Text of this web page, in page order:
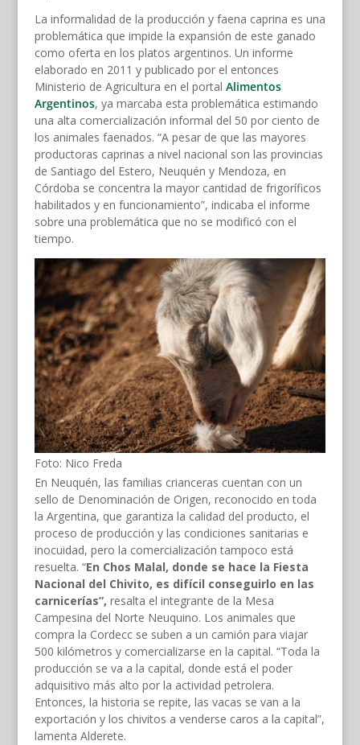
La informalidad de la producción y faena caprina es una
problemática que impide la expansión de este ganado
como oferta en los platos argentinos. Un informe
elaborado en 2011 y publicado por el entonces
Ministerio de Agricultura en el portal Alimentos
Argentinos, ya marcaba esta problemática estimando
una alta comercialización informal del 50 por ciento de
los animales faenados. “A pesar de que las mayores
productoras caprinas a nivel nacional son las provincias
de Santiago del Estero, Neuquén y Mendoza, en
Córdoba se concentra la mayor cantidad de frigoríficos
habilitados y en funcionamiento”, indicaba el informe
sobre una problemática que no se modificó con el
tiempo.
Foto: Nico Freda
En Neuquén, las familias crianceras cuentan con un
sello de Denominación de Origen, reconocido en toda
la Argentina, que garantiza la calidad del producto, el
proceso de producción y las condiciones sanitarias e
inocuidad, pero la comercialización tampoco está
resuelta. “En Chos Malal, donde se hace la Fiesta
Nacional del Chivito, es difícil conseguirlo en las
carnicerías”, resalta el integrante de la Mesa
Campesina del Norte Neuquino. Los animales que
compra la Cordecc se suben a un camión para viajar
500 kilómetros y comercializarse en la capital. “Toda la
producción se va a la capital, donde está el poder
adquisitivo más alto por la actividad petrolera.
Entonces, la historia se repite, las vacas se van a la
exportación y los chivitos a venderse caros a la capital”,
lamenta Alderete.